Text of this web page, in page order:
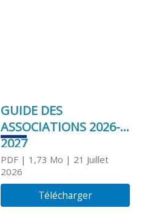
GUIDE DES
ASSOCIATIONS 2026-
2027
PDF| 1,73 Mo | 21 Juillet
2026
Télécharger